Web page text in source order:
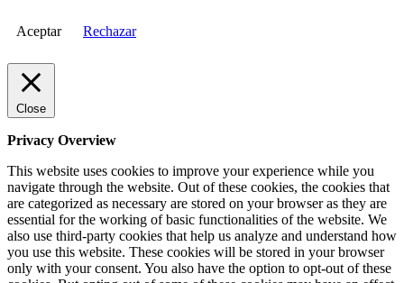
Aceptar Rechazar
Close
Privacy Overview
This website uses cookies to improve your experience while you
navigate through the website. Out of these cookies, the cookies that
are categorized as necessary are stored on your browser as they are
essential for the working of basic functionalities of the website. We
also use third-party cookies that help us analyze and understand how
you use this website. These cookies will be stored in your browser
only with your consent. You also have the option to opt-out of these